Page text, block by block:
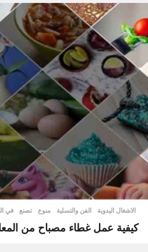
الاشغال اليدوية ,
الفن والتسلية ,
منوع تصنع ,في
كيفية عمل غطاء مصباح من